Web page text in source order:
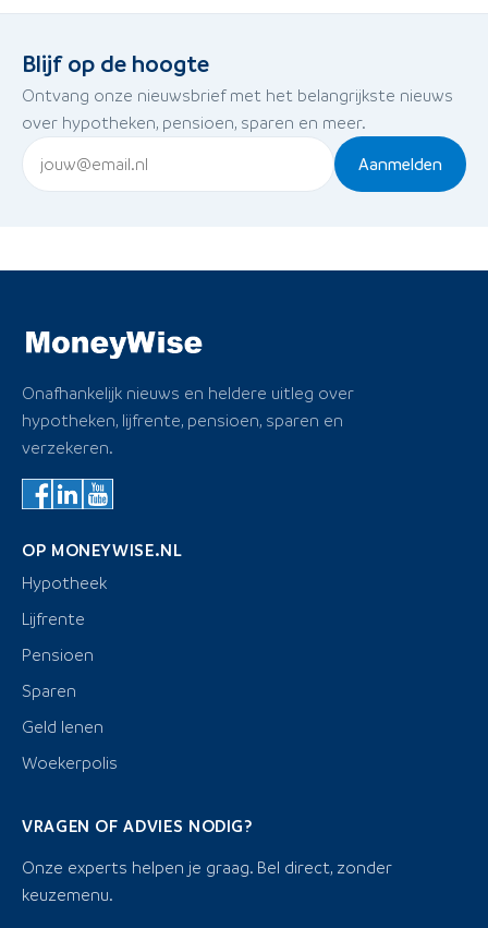
Blijf op de hoogte
Ontvang onze nieuwsbrief met het belangrijkste nieuws
over hypotheken, pensioen, sparen en meer.
Aanmelden
Onafhankelijk nieuws en heldere uitleg over
hypotheken, lijfrente, pensioen, sparen en
verzekeren.
OP MONEYWISE.NL
Hypotheek
Lijfrente
Pensioen
Sparen
Geld lenen
Woekerpolis
VRAGEN OF ADVIES NODIG?
Onze experts helpen je graag. Bel direct, zonder
keuzemenu.